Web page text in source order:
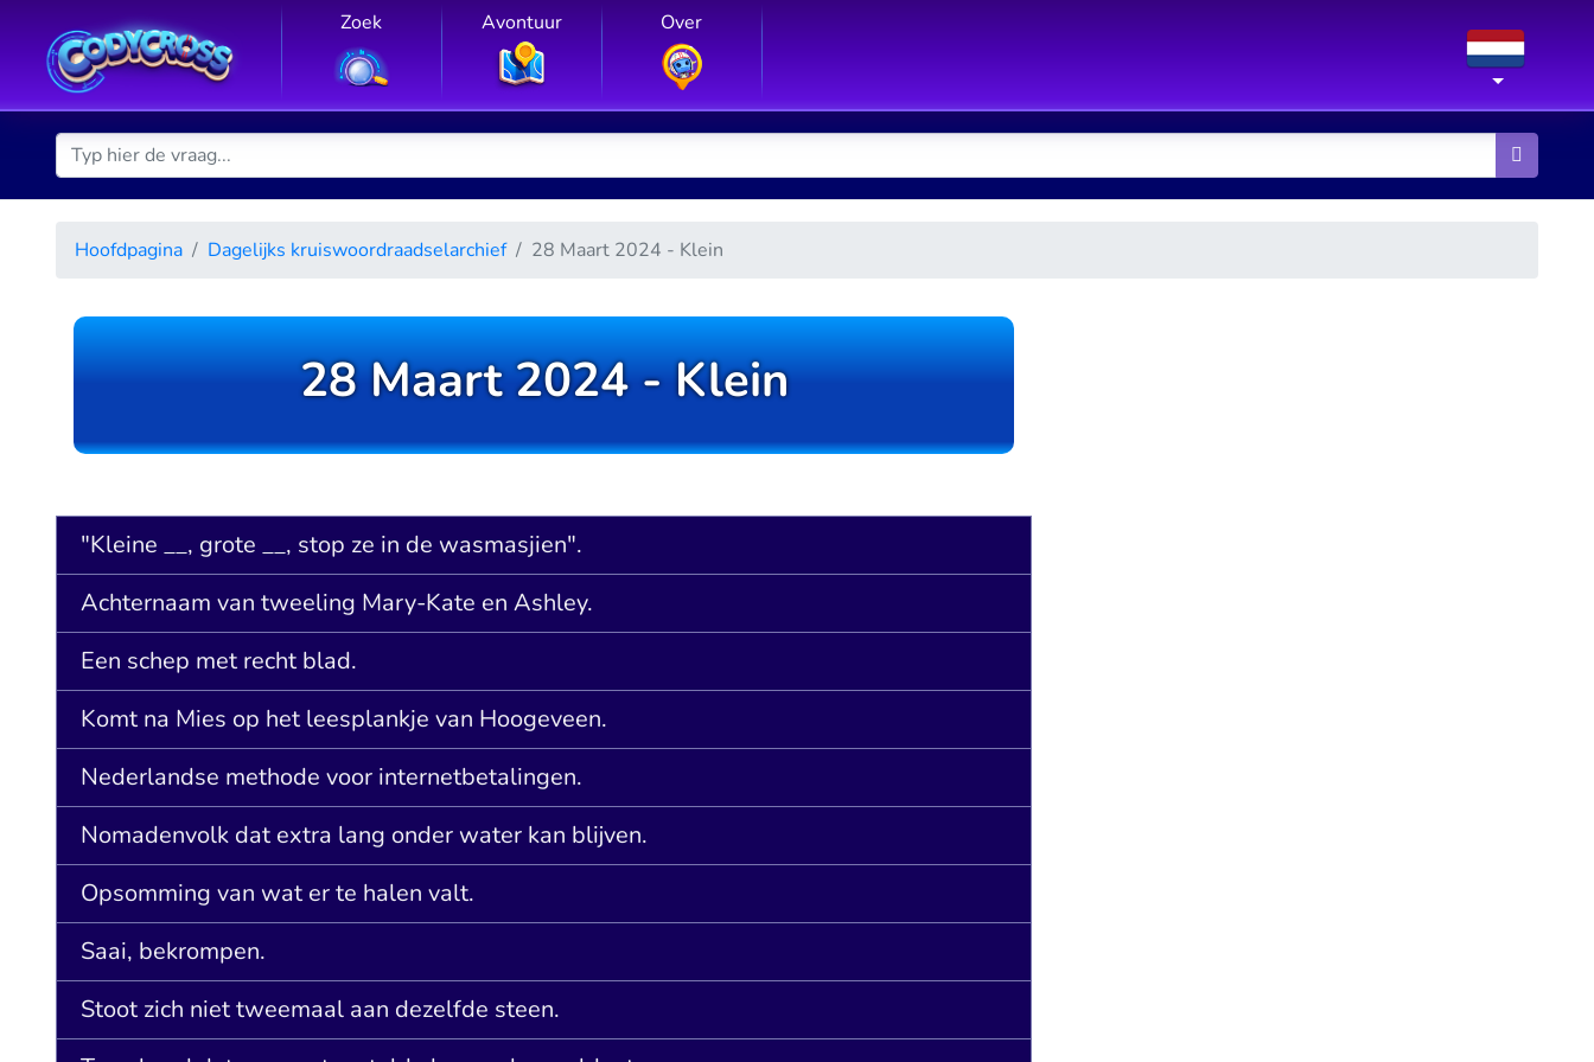
Zoek Avontuur Over
Hoofdpagina Dagelijks kruiswoordraadselarchief 28 Maart 2024 - Klein
28 Maart 2024 - Klein
"Kleine __, grote __, stop ze in de wasmasjien".
Achternaam van tweeling Mary-Kate en Ashley.
Een schep met recht blad.
Komt na Mies op het leesplankje van Hoogeveen.
Nederlandse methode voor internetbetalingen.
Nomadenvolk dat extra lang onder water kan blijven.
Opsomming van wat er te halen valt.
Saai, bekrompen.
Stoot zich niet tweemaal aan dezelfde steen.